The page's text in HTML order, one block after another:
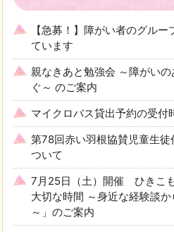
【急募！】障がい者のグル
ています
親なきあと勉強会 ～障がい
ぐ～ のご案内
マイクロバス貸出予約の受付
第78回赤い羽根協賛児童生
ついて
7月25日（土）開催 ひきこ
大切な時間 ～身近な経験談
～」のご案内